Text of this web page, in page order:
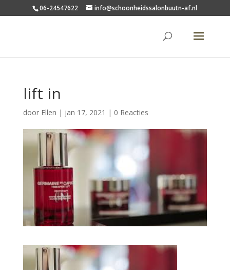
06-24547622 info@schoonheidssalonbuutn-af.nl
lift in
door Ellen | jan 17, 2021 | 0 Reacties